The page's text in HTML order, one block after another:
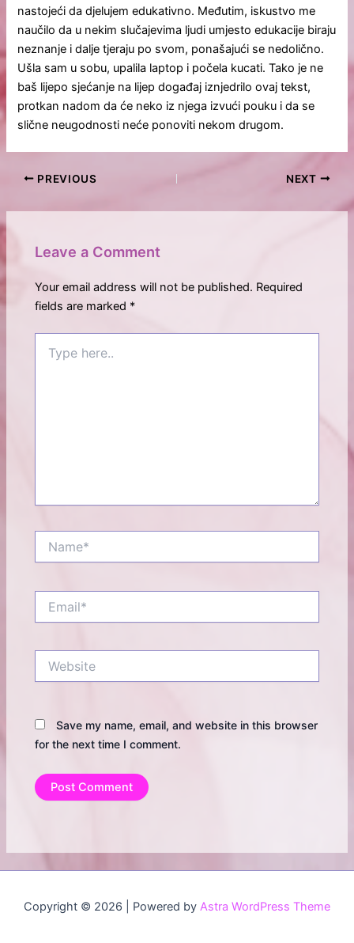
nastojeći da djelujem edukativno. Međutim, iskustvo me
naučilo da u nekim slučajevima ljudi umjesto edukacije biraju
neznanje i dalje tjeraju po svom, ponašajući se nedolično.
Ušla sam u sobu, upalila laptop i počela kucati. Tako je ne
baš lijepo sjećanje na lijep događaj iznjedrilo ovaj tekst,
protkan nadom da će neko iz njega izvući pouku i da se
slične neugodnosti neće ponoviti nekom drugom.
PREVIOUS NEXT
Leave a Comment
Your email address will not be published. Required
fields are marked *
here..
Save my name, email, and website in this browser
for the next time I comment.
Copyright © 2026 | Powered by Astra WordPress Theme